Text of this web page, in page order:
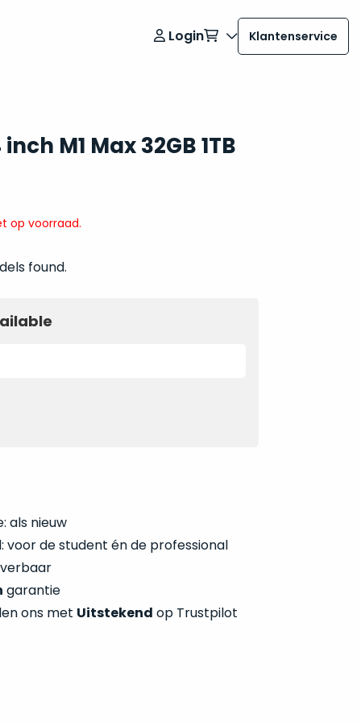
Login Klantenservice
M1 Max 32GB 1TB
op voorraad.
found.
als nieuw
voor de student én de professional
garantie
ons met Uitstekend op Trustpilot